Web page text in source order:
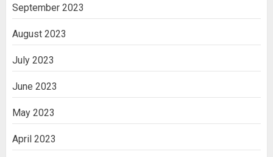
September 2023
August 2023
July 2023
June 2023
May 2023
April 2023